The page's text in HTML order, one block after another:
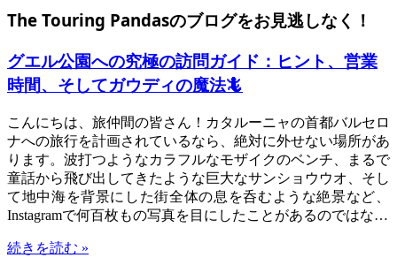
The Touring Pandasのブログをお見逃しなく！
グエル公園への究極の訪問ガイド：ヒント、営業
時間、そしてガウディの魔法🦎
こんにちは、旅仲間の皆さん！カタルーニャの首都バルセロ
ナへの旅行を計画されているなら、絶対に外せない場所があ
ります。波打つようなカラフルなモザイクのベンチ、まるで
童話から飛び出してきたような巨大なサンショウウオ、そし
て地中海を背景にした街全体の息を呑むような絶景など、
Instagramで何百枚もの写真を目にしたことがあるのではな…
続きを読む »